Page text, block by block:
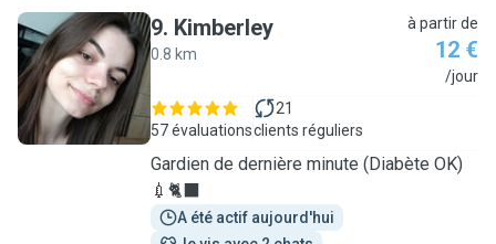
K
9. Kimberley
0.8 km
à partir de
12 €
/jour
57 évaluations
21
clients réguliers
Gardien de dernière minute (Diabète OK)
💉🐈‍⬛
A été actif aujourd'hui